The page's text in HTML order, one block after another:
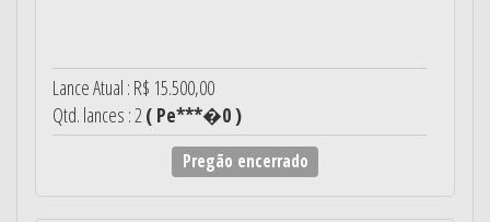
Lance Atual : R$ 15.500,00
Qtd. lances : 2( Pe***�0 )
Pregão encerrado